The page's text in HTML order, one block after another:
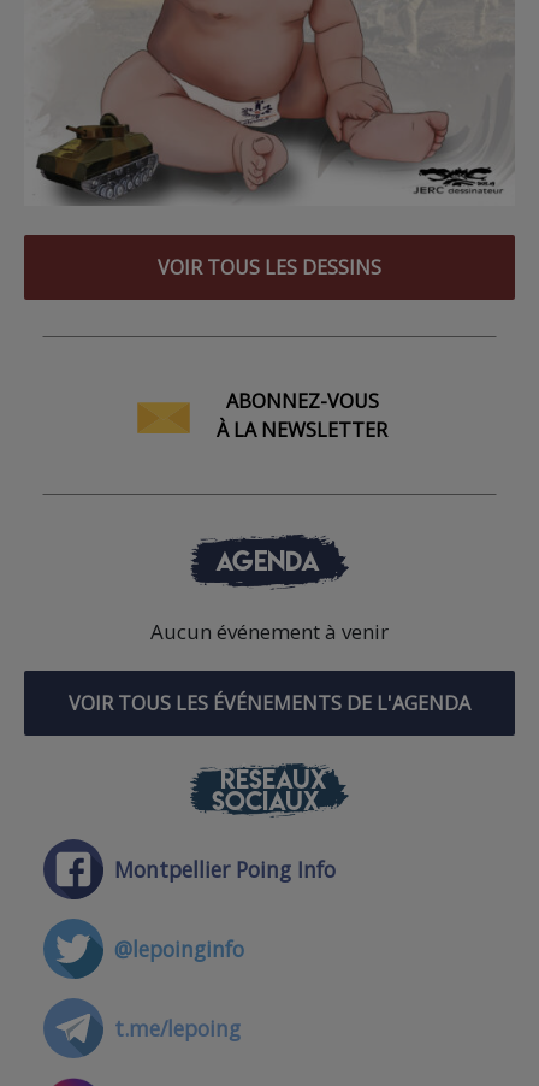
VOIR TOUS LES DESSINS
ABONNEZ-VOUS
À LA NEWSLETTER
AGENDA
Aucun événement à venir
VOIR TOUS LES ÉVÉNEMENTS DE L'AGENDA
RÉSEAUX
SOCIAUX
Montpellier Poing Info
@lepoinginfo
t.me/lepoing